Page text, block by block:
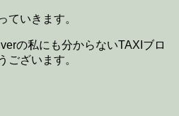
ていきます。
の私にも分からないTAXIブロ
ございます。